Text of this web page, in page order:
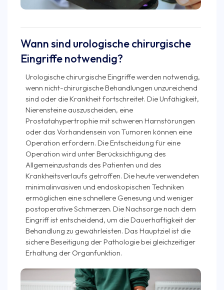
Wann sind urologische chirurgische
Eingriffe notwendig?
Urologische chirurgische Eingriffe werden notwendig,
wenn nicht-chirurgische Behandlungen unzureichend
sind oder die Krankheit fortschreitet. Die Unfähigkeit,
Nierensteine auszuscheiden, eine
Prostatahypertrophie mit schweren Harnstörungen
oder das Vorhandensein von Tumoren können eine
Operation erfordern. Die Entscheidung für eine
Operation wird unter Berücksichtigung des
Allgemeinzustands des Patienten und des
Krankheitsverlaufs getroffen. Die heute verwendeten
minimalinvasiven und endoskopischen Techniken
ermöglichen eine schnellere Genesung und weniger
postoperative Schmerzen. Die Nachsorge nach dem
Eingriff ist entscheidend, um die Dauerhaftigkeit der
Behandlung zu gewährleisten. Das Hauptziel ist die
sichere Beseitigung der Pathologie bei gleichzeitiger
Erhaltung der Organfunktion.